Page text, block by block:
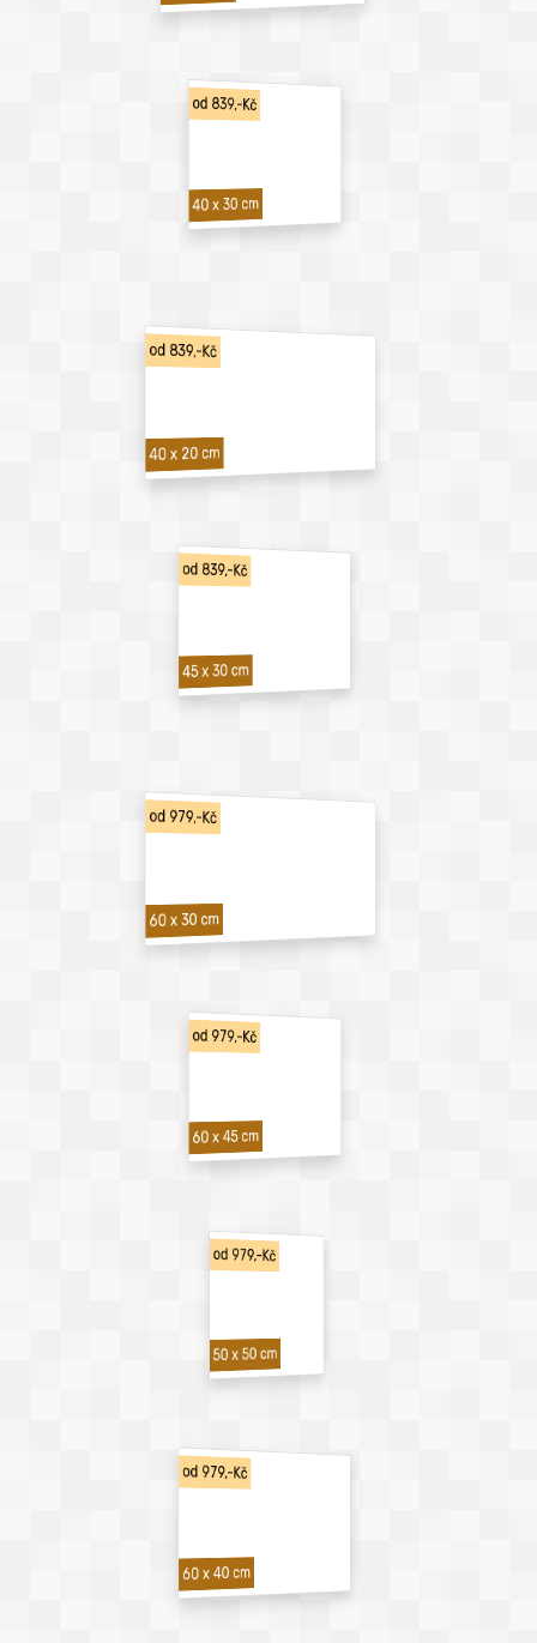
od 839,-Kč
40 x 30 cm
od 839,-Kč
40 x 20 cm
od 839,-Kč
45 x 30 cm
od 979,-Kč
60 x 30 cm
od 979,-Kč
60 x 45 cm
od 979,-Kč
50 x 50 cm
od 979,-Kč
60 x 40 cm